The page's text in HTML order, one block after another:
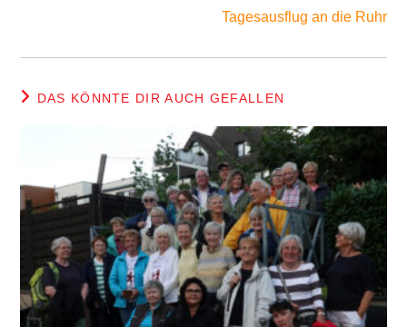
Tagesausflug an die Ruhr
DAS KÖNNTE DIR AUCH GEFALLEN